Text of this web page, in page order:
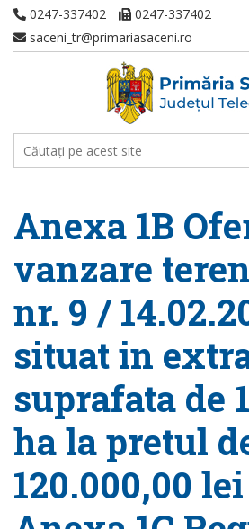
0247-337402
0247-337402
saceni_tr@primariasaceni.ro
Anexa 1B
vanzare
nr. 9 /
situat in
suprafata de
ha la pretul
120.000,00